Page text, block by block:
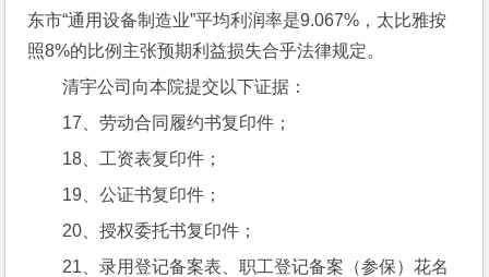
东市“通用设备制造业”平均利润率是9.067%，太比雅按
照8%的比例主张预期利益损失合乎法律规定。
清宇公司向本院提交以下证据：
17、劳动合同履约书复印件；
18、工资表复印件；
19、公证书复印件；
20、授权委托书复印件；
21、录用登记备案表、职工登记备案（参保）花名